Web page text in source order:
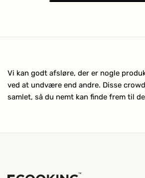
Vi kan godt afsløre, der er nogle
ved at undvære end andre. Disse
samlet, så du nemt kan finde frem til